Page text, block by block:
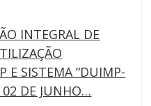
INTEGRAL DE
E SISTEMA “DUIMP-
02 DE JUNHO…